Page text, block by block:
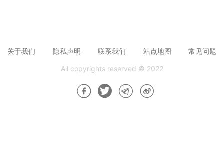
关于我们 隐私声明 联系我们 站点地图 常见问题
All copyrights reserved © 2022